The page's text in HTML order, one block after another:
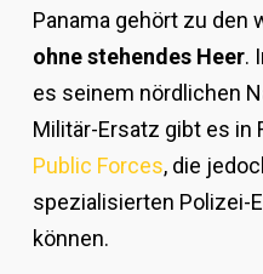
Panama gehört zu den
ohne stehendes Heer.
es seinem nördlichen
Militär-Ersatz gibt es in
Public Forces, die
spezialisierten Polizei-
können.